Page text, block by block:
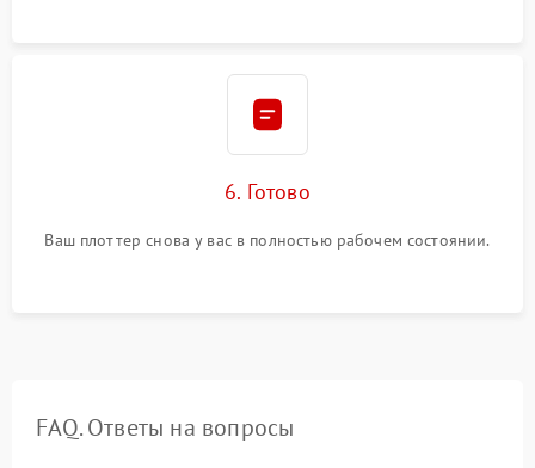
6. Готово
Ваш плоттер снова у вас в полностью рабочем состоянии.
FAQ. Ответы на вопросы